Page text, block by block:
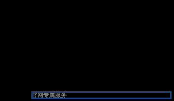
官网专属服务